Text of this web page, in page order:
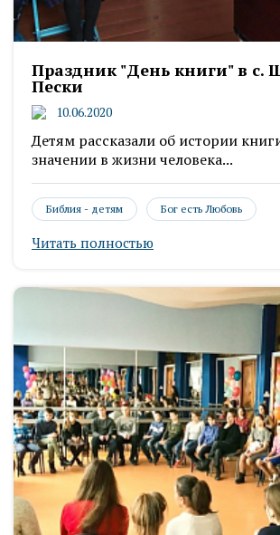
Праздник "День книги" в с.
Пески
10.06.2020
Детям рассказали об истории
значении в жизни человека...
Библия - детям Бог есть Любовь
Читать полностью